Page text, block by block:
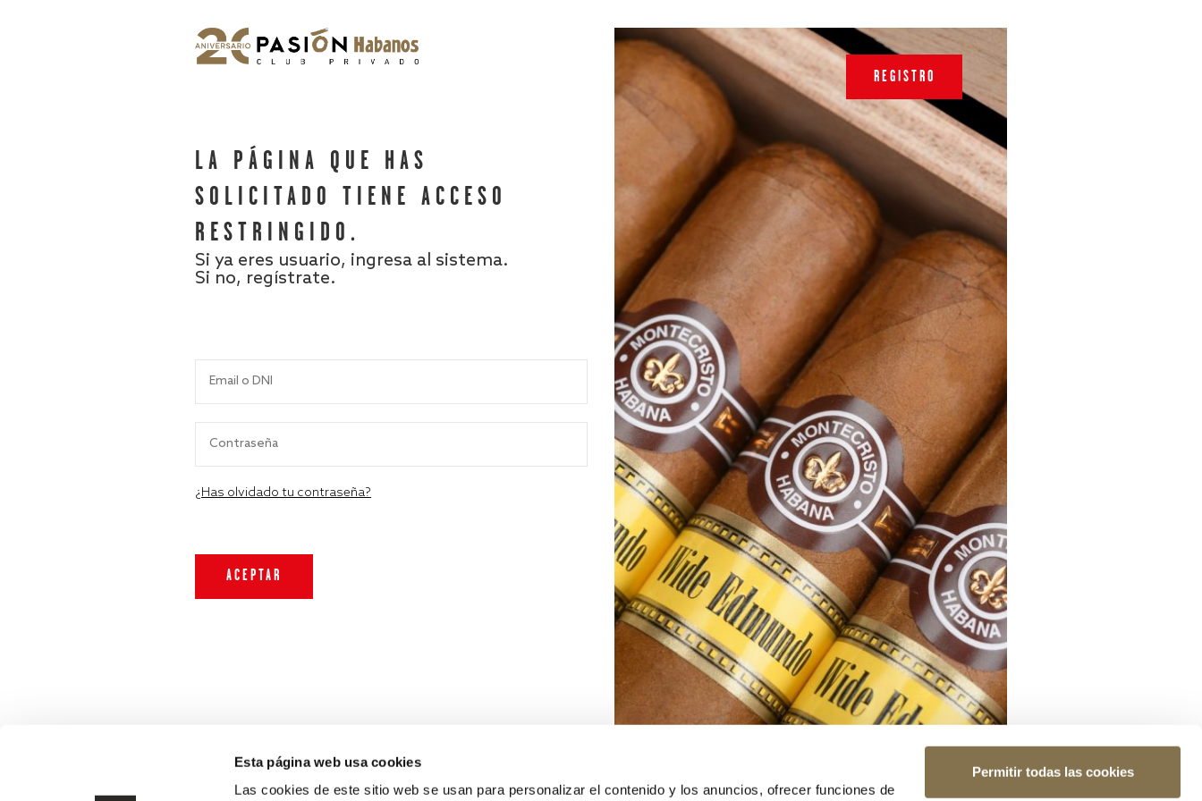
Esta página web usa cookies
Las cookies de este sitio web se usan para personalizar el contenido y los anuncios, ofrecer funciones de
Permitir todas las cookies
LA PÁGINA QUE HAS
SOLICITADO TIENE ACCESO
RESTRINGIDO.
Si ya eres usuario, ingresa al sistema.
Si no, regístrate.
¿Has olvidado tu contraseña?
REGISTRO